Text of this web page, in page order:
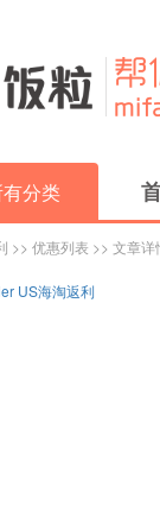
分类
>> 优惠列表 >> 文章详